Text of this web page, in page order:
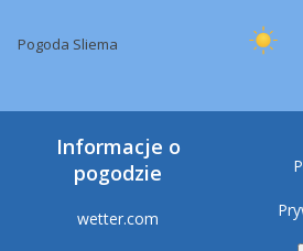
Pogoda Sliema
Informacje o
pogodzie
wetter.com